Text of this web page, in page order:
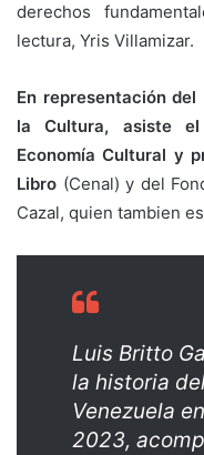
derechos
lectura, Yris Villamizar.
En representación
la Cultura, asiste el
Economía Cultural y
Libro (Cenal) y del
Cazal, quien tambien
Luis Britto
la historia
Venezuela
2023,